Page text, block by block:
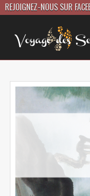
REJOIGNEZ-NOUS SUR